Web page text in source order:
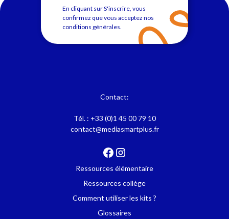
En cliquant sur S'inscrire, vous
confirmez que vous acceptez nos
conditions générales
Contact:
Tél. : +33 (0)1 45 00 79 10
contact@mediasmartplus.fr
Ressources élémentaire
Ressources collège
Comment utiliser les kits ?
Glossaires